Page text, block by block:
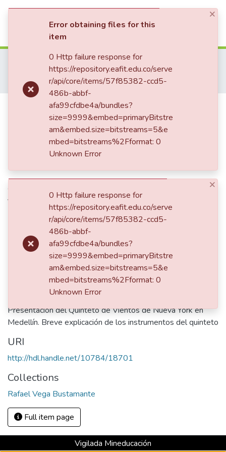
Communities & Collections
All of DSpace
Statistics
Patrimonio Musical
Prensa- Press
Críticos y cronistas musicales
Rafael Vega Bustamante
El Quinteto de Vientos
El Quinteto de Vientos
Authors
Vega Bustamante, Rafael
Publisher
Periódico El Colombiano
Description
Medellín, Biblioteca Luis Echavarría Villegas, Sala de
Patrimonio Documental, Archivo Rafael Vega Bustamante
Presentación del Quinteto de Vientos de Nueva York en
Medellín. Breve explicación de los instrumentos del quinteto
URI
http://hdl.handle.net/10784/18701
Collections
Rafael Vega Bustamante
Full item page
Vigilada Mineducación
×
Error obtaining files for this
item
0 Http failure response for
https://repository.eafit.edu.co/serve
r/api/core/items/57f85382-ccd5-
486b-abbf-
afa99cfdbe4a/bundles?
size=9999&embed=primaryBitstre
am&embed.size=bitstreams=5&e
mbed=bitstreams%2Fformat: 0
Unknown Error
×
0 Http failure response for
https://repository.eafit.edu.co/serve
r/api/core/items/57f85382-ccd5-
486b-abbf-
afa99cfdbe4a/bundles?
size=9999&embed=primaryBitstre
am&embed.size=bitstreams=5&e
mbed=bitstreams%2Fformat: 0
Unknown Error